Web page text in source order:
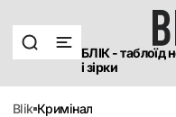
БЛІК - таблоїд
і зірки
blik кримінал